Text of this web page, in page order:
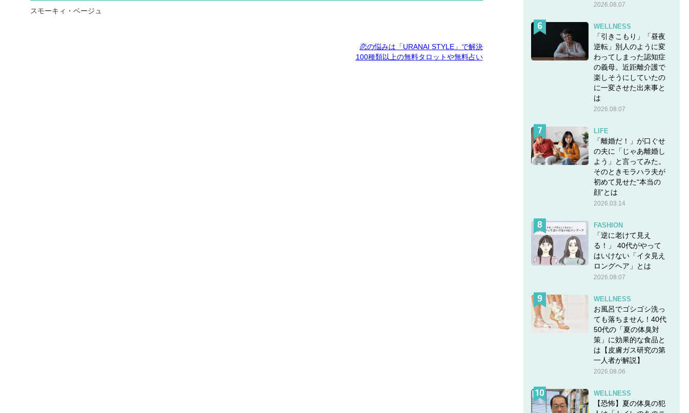
スモーキィ・ベージュ
恋の悩みは「URANAI STYLE」で解決
100種類以上の無料タロットや無料占い
2026.08.07
WELLNESS
「引きこもり」「昼夜
逆転」別人のように変
わってしまった認知症
の義母。近距離介護で
楽しそうにしていたの
に一変させた出来事と
は
2026.08.07
LIFE
「離婚だ！」が口ぐせ
の夫に「じゃあ離婚し
よう」と言ってみた。
そのときモラハラ夫が
初めて見せた“本当の
顔”とは
2026.03.14
FASHION
「逆に老けて見え
る！」 40代がやって
はいけない「イタ見え
ロングヘア」とは
2026.08.07
WELLNESS
お風呂でゴシゴシ洗っ
ても落ちません！40代
50代の「夏の体臭対
策」に効果的な食品と
は【皮膚ガス研究の第
一人者が解説】
2026.08.06
WELLNESS
【恐怖】夏の体臭の犯